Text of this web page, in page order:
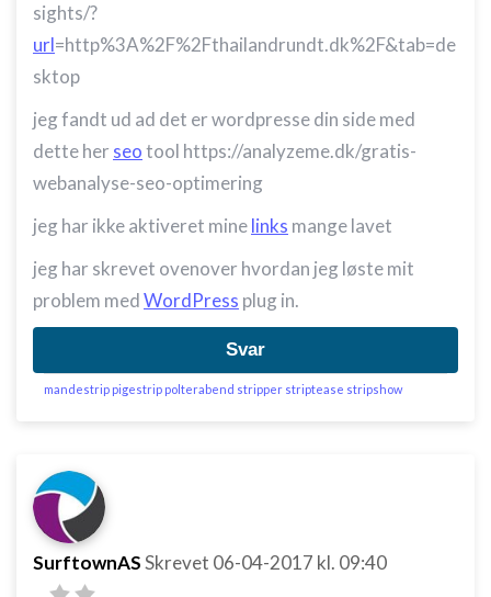
sights/?
url=http%3A%2F%2Fthailandrundt.dk%2F&tab=de
sktop
jeg fandt ud ad det er wordpresse din side med
dette her seotool https://analyzeme.dk/gratis-
webanalyse-seo-optimering
jeg har ikke aktiveret minelinks mange lavet
jeg har skrevet ovenover hvordan jeg løste mit
problem medWordPress plug in.
Svar
mandestrip pigestrip polterabend stripper striptease stripshow
SurftownASSkrevet 06-04-2017 kl. 09:40